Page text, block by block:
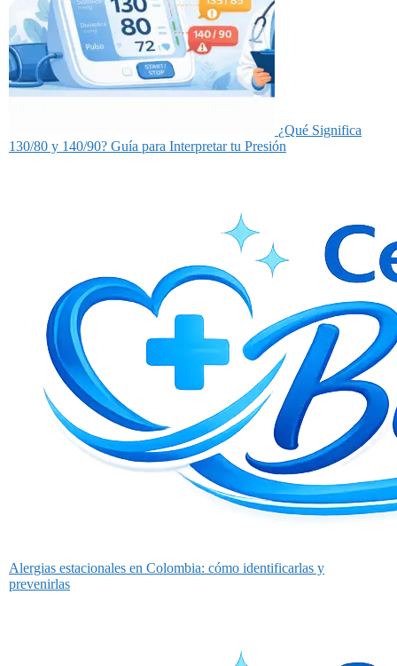
¿Qué Significa
130/80 y 140/90? Guía para Interpretar tu Presión
Alergias estacionales en Colombia: cómo identificarlas y
prevenirlas